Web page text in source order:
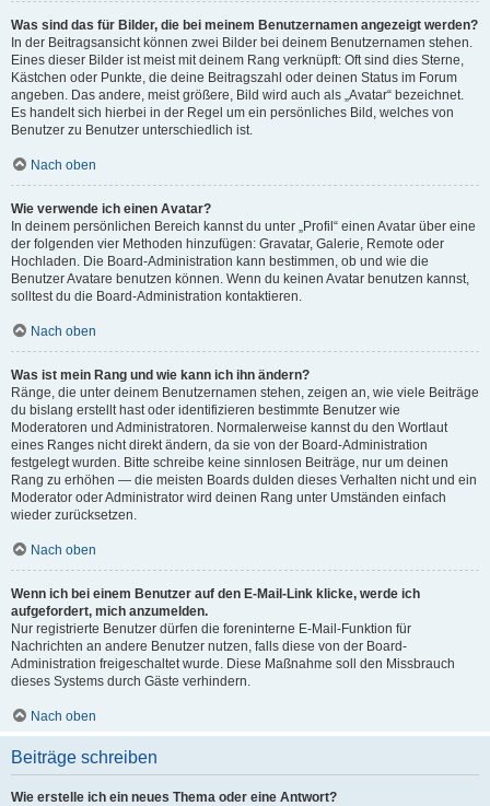
Was sind das für Bilder, die bei meinem Benutzernamen angezeigt werden?
In der Beitragsansicht können zwei Bilder bei deinem Benutzernamen stehen.
Eines dieser Bilder ist meist mit deinem Rang verknüpft: Oft sind dies Sterne,
Kästchen oder Punkte, die deine Beitragszahl oder deinen Status im Forum
angeben. Das andere, meist größere, Bild wird auch als „Avatar“ bezeichnet.
Es handelt sich hierbei in der Regel um ein persönliches Bild, welches von
Benutzer zu Benutzer unterschiedlich ist.
Nach oben
Wie verwende ich einen Avatar?
In deinem persönlichen Bereich kannst du unter „Profil“ einen Avatar über eine
der folgenden vier Methoden hinzufügen: Gravatar, Galerie, Remote oder
Hochladen. Die Board-Administration kann bestimmen, ob und wie die
Benutzer Avatare benutzen können. Wenn du keinen Avatar benutzen kannst,
solltest du die Board-Administration kontaktieren.
Nach oben
Was ist mein Rang und wie kann ich ihn ändern?
Ränge, die unter deinem Benutzernamen stehen, zeigen an, wie viele Beiträge
du bislang erstellt hast oder identifizieren bestimmte Benutzer wie
Moderatoren und Administratoren. Normalerweise kannst du den Wortlaut
eines Ranges nicht direkt ändern, da sie von der Board-Administration
festgelegt wurden. Bitte schreibe keine sinnlosen Beiträge, nur um deinen
Rang zu erhöhen — die meisten Boards dulden dieses Verhalten nicht und ein
Moderator oder Administrator wird deinen Rang unter Umständen einfach
wieder zurücksetzen.
Nach oben
Wenn ich bei einem Benutzer auf den E-Mail-Link klicke, werde ich
aufgefordert, mich anzumelden.
Nur registrierte Benutzer dürfen die foreninterne E-Mail-Funktion für
Nachrichten an andere Benutzer nutzen, falls diese von der Board-
Administration freigeschaltet wurde. Diese Maßnahme soll den Missbrauch
dieses Systems durch Gäste verhindern.
Nach oben
Beiträge schreiben
Wie erstelle ich ein neues Thema oder eine Antwort?